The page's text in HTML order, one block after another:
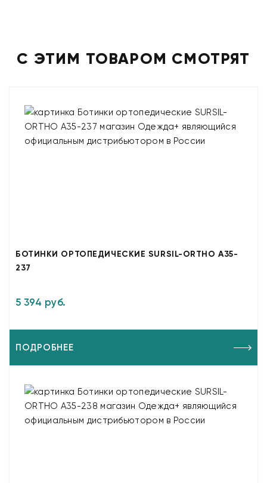
С ЭТИМ ТОВАРОМ СМОТРЯТ
БОТИНКИ ОРТОПЕДИЧЕСКИЕ SURSIL-ORTHO A35-
237
5 394 руб.
ПОДРОБНЕЕ